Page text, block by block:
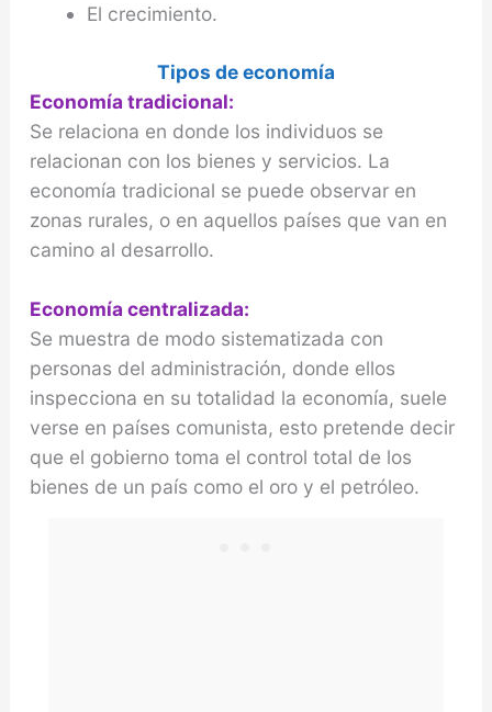
El crecimiento.
Tipos de economía
Economía tradicional:
Se relaciona en donde los individuos se
relacionan con los bienes y servicios. La
economía tradicional se puede observar en
zonas rurales, o en aquellos países que van en
camino al desarrollo.
Economía centralizada:
Se muestra de modo sistematizada con
personas del administración, donde ellos
inspecciona en su totalidad la economía, suele
verse en países comunista, esto pretende decir
que el gobierno toma el control total de los
bienes de un país como el oro y el petróleo.